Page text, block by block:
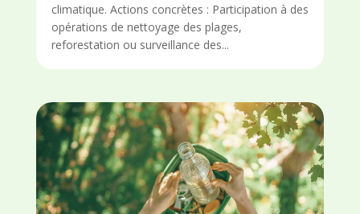
climatique. Actions concrètes : Participation à des
opérations de nettoyage des plages,
reforestation ou surveillance des...